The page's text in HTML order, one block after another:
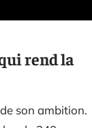
rend la
de son ambition.